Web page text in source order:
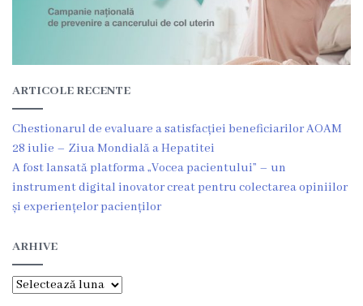
c
i
i
ș
i
o
m
ARTICOLE RECENTE
Chestionarul de evaluare a satisfacției beneficiarilor AOAM
28 iulie – Ziua Mondială a Hepatitei
A fost lansată platforma „Vocea pacientului” – un
instrument digital inovator creat pentru colectarea opiniilor
și experiențelor pacienților
ARHIVE
Arhive